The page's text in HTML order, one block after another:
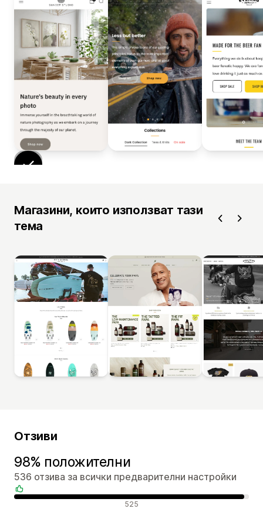
Магазини, които използват тази
тема
Отзиви
98% положителни
536 отзива за всички предварителни настройки
Положителни отзиви 525